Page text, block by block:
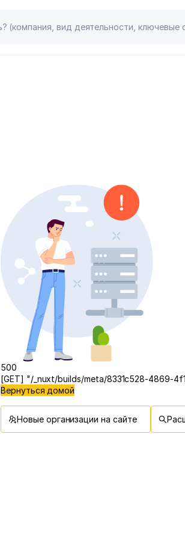
500
[GET] "/_nuxt/builds/meta/8331c528-4869-
Вернуться домой
Новые организации на сайте